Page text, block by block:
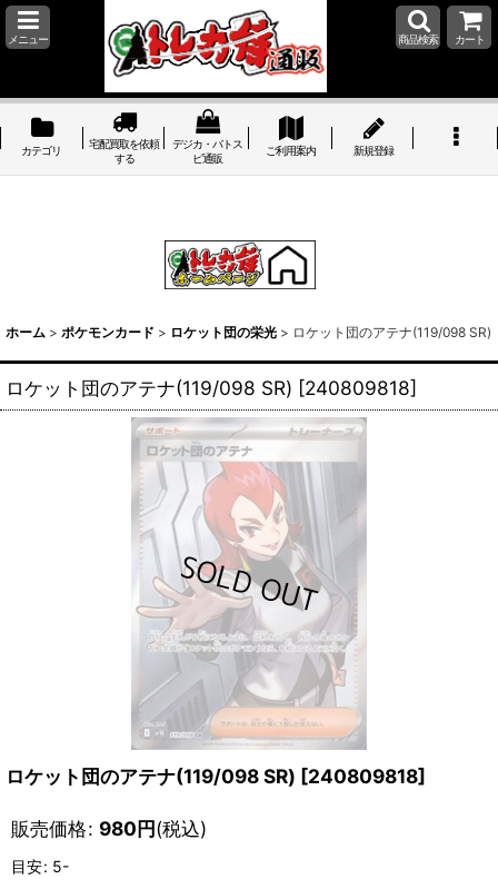
メニュー 商品検索 カート
カテゴリ
宅配買取を依頼
する
デジカ・バトス
ピ通販
ご利用案内 新規登録
ホーム > ポケモンカード > ロケット団の栄光 > ロケット団のアテナ(119/098 SR)
ロケット団のアテナ(119/098 SR) [240809818]
ロケット団のアテナ(119/098 SR) [240809818]
販売価格: 980円(税込)
目安: 5-